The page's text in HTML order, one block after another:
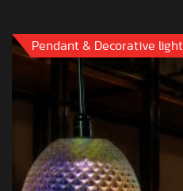
Pendant & Decorative light